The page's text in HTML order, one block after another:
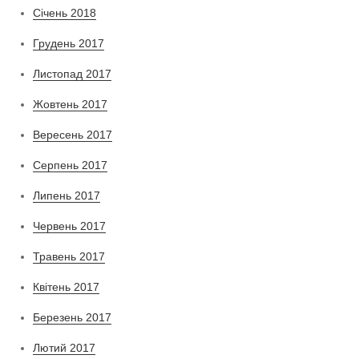
Січень 2018
Грудень 2017
Листопад 2017
Жовтень 2017
Вересень 2017
Серпень 2017
Липень 2017
Червень 2017
Травень 2017
Квітень 2017
Березень 2017
Лютий 2017